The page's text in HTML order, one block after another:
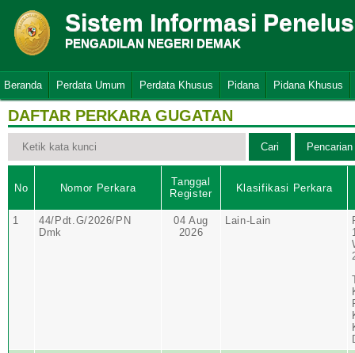
Sistem Informasi
PENGADILAN NEGERI DEMAK
Beranda Perdata Umum Perdata Khusus Pidana Pidana Khusus
DAFTAR PERKARA GUGATAN
No Nomor Perkara
Tanggal
Register
Klasifikasi Perkara
1
44/Pdt.G/2026/PN
Dmk
04 Aug
2026
Lain-Lain